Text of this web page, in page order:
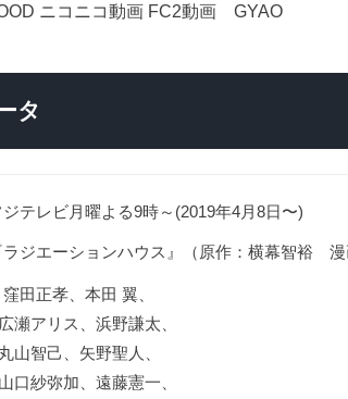
ニコニコ動画 FC2動画 GYAO
タ
テレビ月曜よる9時～(2019年4月8日〜)
ジエーションハウス』（原作：横幕智裕
田正孝、本田 翼、
ス、浜野謙太、
己、矢野聖人、
加、遠藤憲一、